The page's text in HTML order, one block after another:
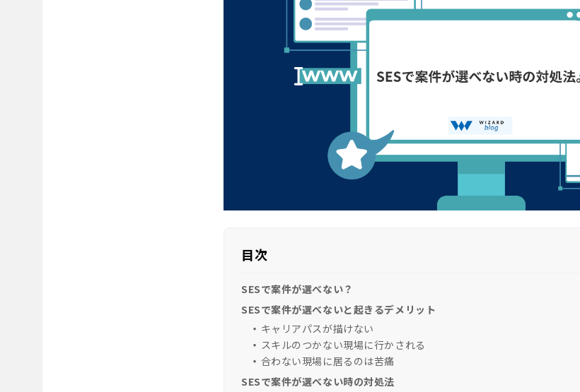
目次
SESで案件が選べない？
SESで案件が選べないと起きるデメリット
キャリアパスが描けない
スキルのつかない現場に行かされる
合わない現場に居るのは苦痛
SESで案件が選べない時の対処法